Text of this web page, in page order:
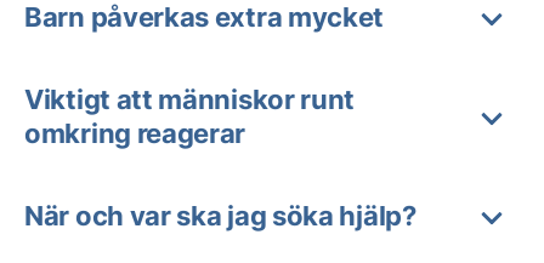
Barn påverkas extra mycket
Viktigt att människor runt
omkring reagerar
När och var ska jag söka hjälp?